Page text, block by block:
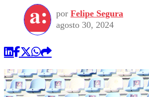
por Felipe Segura
agosto 30, 2024